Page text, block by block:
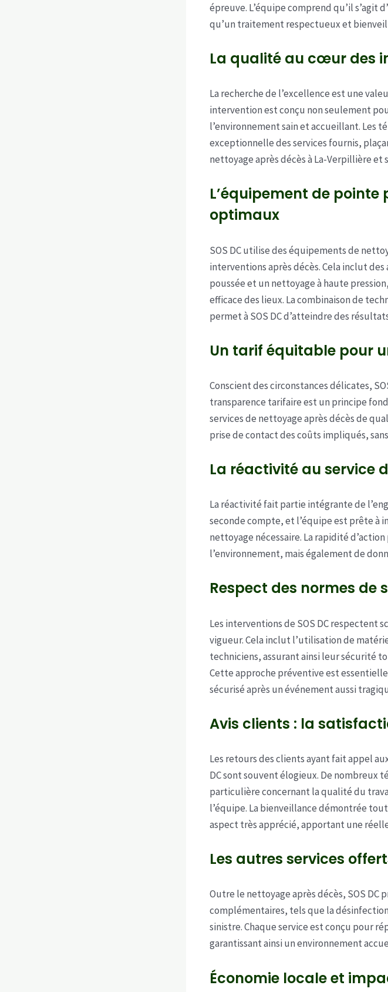
épreuve. L’équipe comprend qu’il s’agit
qu’un traitement respectueux et
La qualité au cœur des
La recherche de l’excellence est une
intervention est conçu non seulement
l’environnement sain et accueillant. Les
exceptionnelle des services fournis,
nettoyage après décès à La-Verpillière et
L’équipement de
optimaux
SOS DC utilise des équipements de
interventions après décès. Cela inclut
poussée et un nettoyage à haute
efficace des lieux. La combinaison de
permet à SOS DC d’atteindre des
Un tarif équitable pour
Conscient des circonstances délicates,
transparence tarifaire est un principe
services de nettoyage après décès de
prise de contact des coûts impliqués,
La réactivité au service
La réactivité fait partie intégrante de
seconde compte, et l’équipe est prête
nettoyage nécessaire. La rapidité
l’environnement, mais également de
Respect des normes de
Les interventions de SOS DC respectent
vigueur. Cela inclut l’utilisation de
techniciens, assurant ainsi leur sécurité
Cette approche préventive est
sécurisé après un événement aussi
Avis clients : la
Les retours des clients ayant fait appel
DC sont souvent élogieux. De nombreux
particulière concernant la qualité du
l’équipe. La bienveillance démontrée
aspect très apprécié, apportant une
Les autres services
Outre le nettoyage après décès, SOS DC
complémentaires, tels que la
sinistre. Chaque service est conçu pour
garantissant ainsi un environnement
Économie locale et